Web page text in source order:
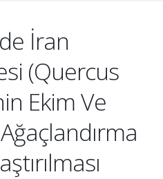
İran
(Quercus
Ekim Ve